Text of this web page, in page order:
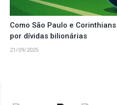
Como São Paulo e
por dívidas bilionárias
21/09/2025